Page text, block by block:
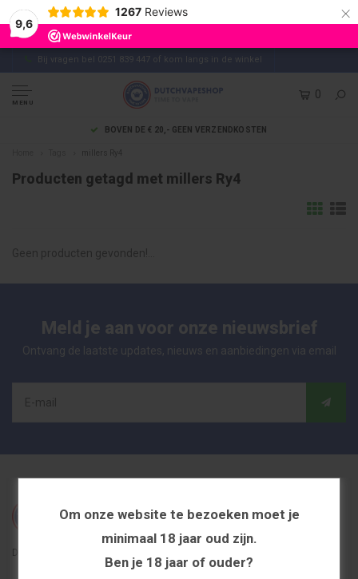
Om onze website te bezoeken moet je
minimaal 18 jaar oud zijn.
Ben je 18 jaar of ouder?
9,6
1267 Reviews ×
Bij vragen bel 0251 839 447 of kom langs in de winkel
MENU
0
BOVEN DE € 20,- GEEN VERZENDKOSTEN
millers Ry4
Producten getagd met millers Ry4
Geen producten gevonden!...
Meld je aan voor onze nieuwsbrief
Ontvang de laatste updates, nieuws en aanbiedingen via email
De beste en voordeligste vapeshop in Nederland